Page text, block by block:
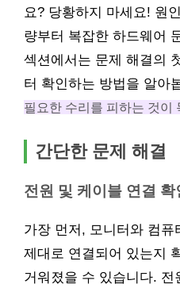
요? 당황하지 마세요! 원
량부터 복잡한 하드웨어
섹션에서는 문제 해결의
터 확인하는 방법을 알아
필요한 수리를 피하는 것이
간단한 문제 해결
전원 및 케이블 연결 확
가장 먼저, 모니터와 컴퓨
제대로 연결되어 있는지
거워졌을 수 있습니다.